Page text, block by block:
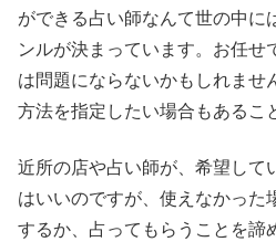
ができる占い師なんて世の中に
ンルが決まっています。お任せ
は問題にならないかもしれませ
方法を指定したい場合もあるこ
近所の店や占い師が、希望して
はいいのですが、使えなかった
するか、占ってもらうことを諦